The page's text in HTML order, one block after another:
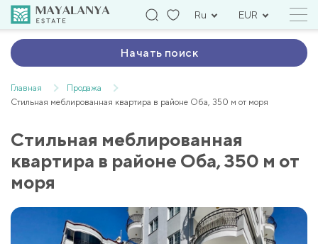
Ru EUR
Начать поиск
Главная
Продажа
Стильная меблированная квартира в районе Оба, 350 м от моря
Стильная меблированная
квартира в районе Оба, 350 м от
моря